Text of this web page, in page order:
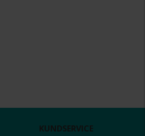
KUNDSERVICE